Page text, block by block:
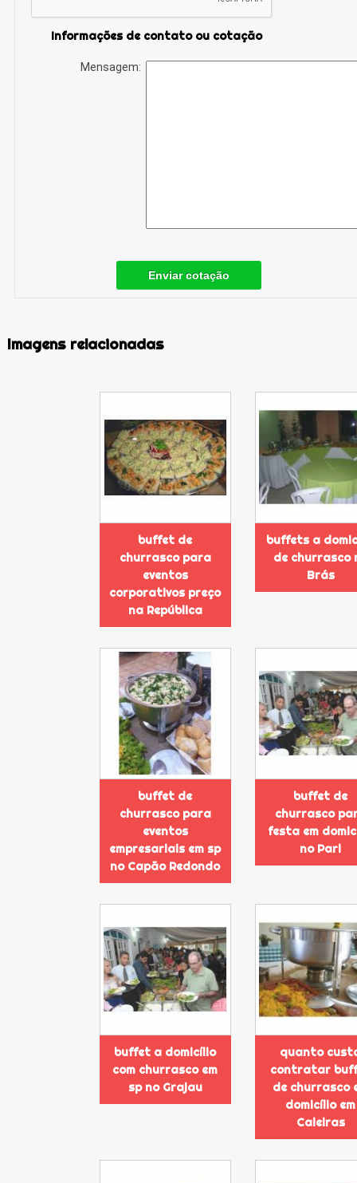
Informações de contato ou cotação
Mensagem:
Enviar cotação
Imagens relacionadas
buffet de
churrasco para
eventos
corporativos preço
na República
buffets a
de churrasco
Brás
buffet de
churrasco para
eventos
empresariais em sp
no Capão Redondo
buffet de
churrasco
festa em
no Pari
buffet a domicílio
com churrasco em
sp no Grajau
quanto
contratar
de churrasco
domicílio em
Caieiras